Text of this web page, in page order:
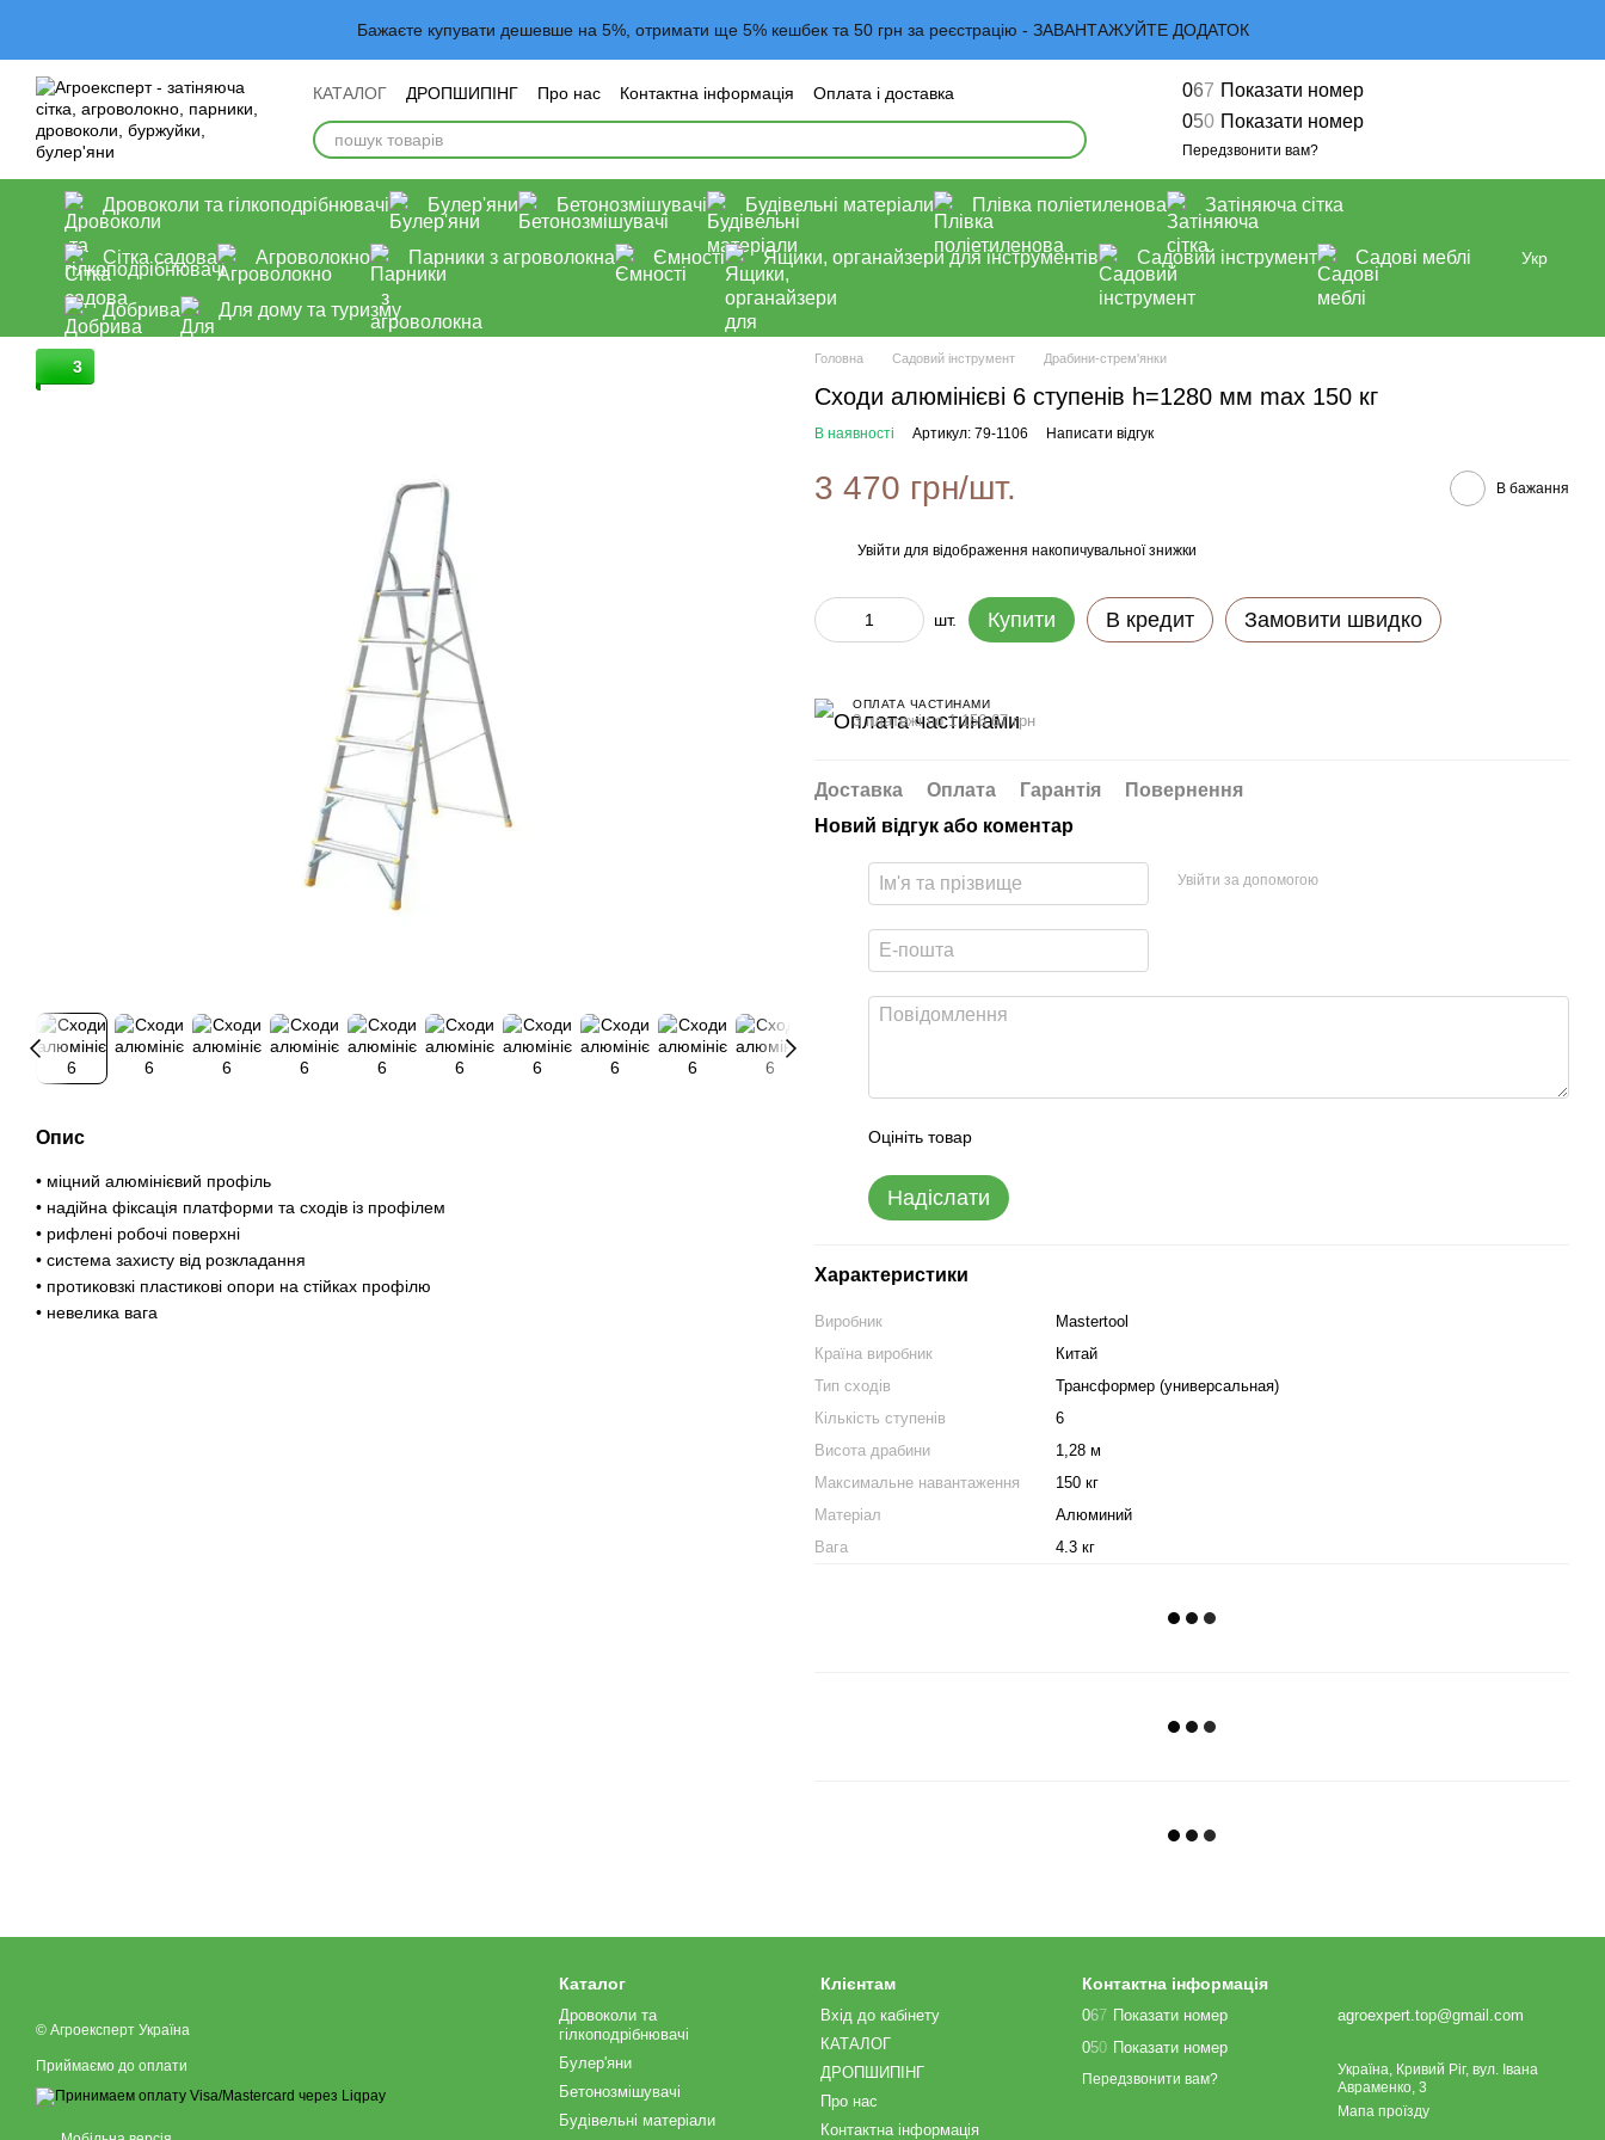
Бажаєте купувати дешевше на 5%, отримати ще 5% кешбек та 50 грн за реєстрацію - ЗАВАНТАЖУЙТЕ ДОДАТОК
КАТАЛОГ ДРОПШИПІНГ Про нас Контактна інформація
Оплата і доставка
Обмін та повернення
Угода користувача Договор оферта Блог
067 Показати номер
050 Показати номер
Передзвонити вам?
Дровоколи та гілкоподрібнювачі Булер'яни Бетонозмішувачі Будівельні матеріали Плівка поліетиленова Затіняюча сітка
Сітка садова Агроволокно Парники з агроволокна Ємності Ящики, органайзери для інструментів Садовий інструмент Садові меблі
Добрива Для дому та туризму
Укр
3
Опис
• міцний алюмінієвий профіль
• надійна фіксація платформи та сходів із профілем
• рифлені робочі поверхні
• система захисту від розкладання
• протиковзкі пластикові опори на стійках профілю
• невелика вага
Головна Садовий інструмент Драбини-стрем'янки
Сходи алюмінієві 6 ступенів h=1280 мм max 150 кг
В наявності Артикул: 79-1106 Написати відгук
3 470 грн/шт. В бажання
Увійти для відображення накопичувальної знижки
шт. Купити В кредит Замовити швидко
ОПЛАТА ЧАСТИНАМИ
3 платежі по 1 156.67 грн
Доставка Оплата Гарантія
Повернення
Новий відгук або коментар
Увійти за допомогою
Оцініть товар
Надіслати
Характеристики
Виробник
Mastertool
Країна виробник
Китай
Тип сходів
Трансформер (универсальная)
Кількість ступенів
6
Висота драбини
1,28 м
Максимальне навантаження
150 кг
Матеріал
Алюминий
Вага
4.3 кг
© Агроексперт Україна
Приймаємо до оплати
Каталог
Дровоколи та
гілкоподрібнювачі
Булер'яни
Бетонозмішувачі
Будівельні матеріали
Клієнтам
Вхід до кабінету
КАТАЛОГ
ДРОПШИПІНГ
Про нас
Контактна інформація
Контактна інформація
067 Показати номер
050 Показати номер
Передзвонити вам?
agroexpert.top@gmail.com
Україна, Кривий Ріг, вул. Івана
Авраменко, 3
Мапа проїзду